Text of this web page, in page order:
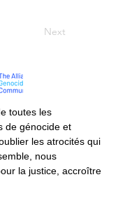
Next
toutes les
de génocide et
les atrocités qui
nous
la justice, accroître